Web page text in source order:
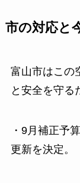
市の対応と
富山市はこの
と安全を守る
・9月補正予
更新を決定。